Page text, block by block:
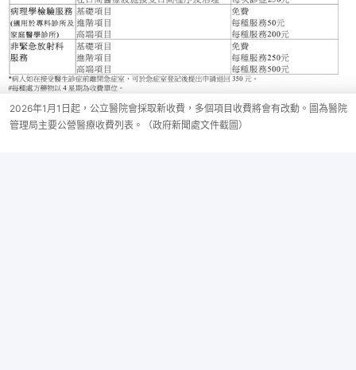
2026年1月1日起，公立醫院會採取新收費，多個項目收費將會有改動。圖為醫院
管理局主要公營醫療收費列表。（政府新聞處文件截圖）